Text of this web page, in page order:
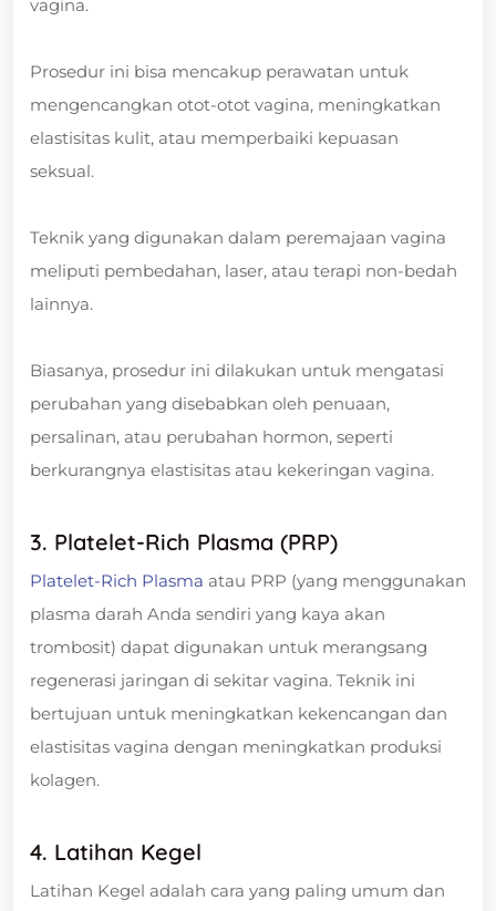
vagina.
Prosedur ini bisa mencakup perawatan untuk
mengencangkan otot-otot vagina, meningkatkan
elastisitas kulit, atau memperbaiki kepuasan
seksual.
Teknik yang digunakan dalam peremajaan vagina
meliputi pembedahan, laser, atau terapi non-bedah
lainnya.
Biasanya, prosedur ini dilakukan untuk mengatasi
perubahan yang disebabkan oleh penuaan,
persalinan, atau perubahan hormon, seperti
berkurangnya elastisitas atau kekeringan vagina.
3. Platelet-Rich Plasma (PRP)
Platelet-Rich Plasma atau PRP (yang menggunakan
plasma darah Anda sendiri yang kaya akan
trombosit) dapat digunakan untuk merangsang
regenerasi jaringan di sekitar vagina. Teknik ini
bertujuan untuk meningkatkan kekencangan dan
elastisitas vagina dengan meningkatkan produksi
kolagen.
4. Latihan Kegel
Latihan Kegel adalah cara yang paling umum dan